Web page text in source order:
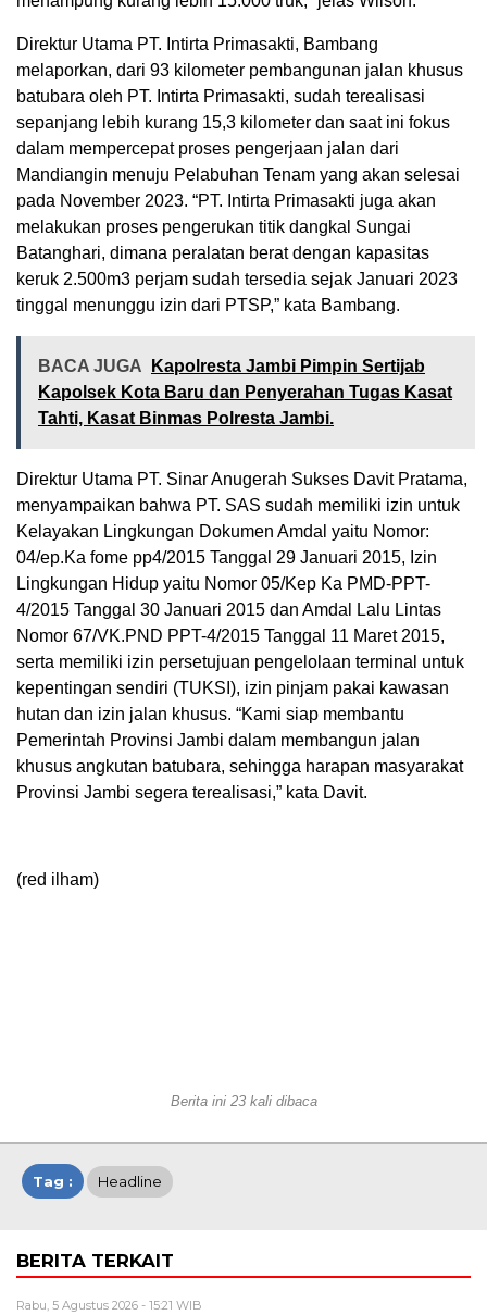
Direktur Utama PT. Intirta Primasakti, Bambang
melaporkan, dari 93 kilometer pembangunan jalan khusus
batubara oleh PT. Intirta Primasakti, sudah terealisasi
sepanjang lebih kurang 15,3 kilometer dan saat ini fokus
dalam mempercepat proses pengerjaan jalan dari
Mandiangin menuju Pelabuhan Tenam yang akan selesai
pada November 2023. “PT. Intirta Primasakti juga akan
melakukan proses pengerukan titik dangkal Sungai
Batanghari, dimana peralatan berat dengan kapasitas
keruk 2.500m3 perjam sudah tersedia sejak Januari 2023
tinggal menunggu izin dari PTSP,” kata Bambang.
BACA JUGA
Kapolresta Jambi Pimpin Sertijab
Kapolsek Kota Baru dan Penyerahan Tugas Kasat
Tahti, Kasat Binmas Polresta Jambi.
Direktur Utama PT. Sinar Anugerah Sukses Davit Pratama,
menyampaikan bahwa PT. SAS sudah memiliki izin untuk
Kelayakan Lingkungan Dokumen Amdal yaitu Nomor:
04/ep.Ka fome pp4/2015 Tanggal 29 Januari 2015, Izin
Lingkungan Hidup yaitu Nomor 05/Kep Ka PMD-PPT-
4/2015 Tanggal 30 Januari 2015 dan Amdal Lalu Lintas
Nomor 67/VK.PND PPT-4/2015 Tanggal 11 Maret 2015,
serta memiliki izin persetujuan pengelolaan terminal untuk
kepentingan sendiri (TUKSI), izin pinjam pakai kawasan
hutan dan izin jalan khusus. “Kami siap membantu
Pemerintah Provinsi Jambi dalam membangun jalan
khusus angkutan batubara, sehingga harapan masyarakat
Provinsi Jambi segera terealisasi,” kata Davit.
(red ilham)
Berita ini 23 kali dibaca
Tag : Headline
BERITA TERKAIT
Rabu, 5 Agustus 2026 - 15:21 WIB